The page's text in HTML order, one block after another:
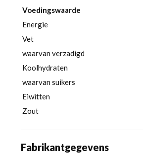
Voedingswaarde
Energie
Vet
waarvan verzadigd
Koolhydraten
waarvan suikers
Eiwitten
Zout
Fabrikantgegevens